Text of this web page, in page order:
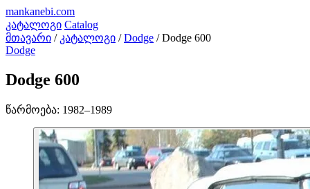
mankanebi.com
კატალოგი Catalog
მთავარი / კატალოგი / Dodge / Dodge 600
Dodge
Dodge 600
წარმოება: 1982–1989